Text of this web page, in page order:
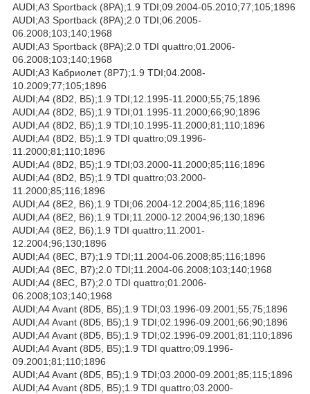
AUDI;A3 Sportback (8PA);1.9 TDI;09.2004-05.2010;77;105;1896
AUDI;A3 Sportback (8PA);2.0 TDI;06.2005-
06.2008;103;140;1968
AUDI;A3 Sportback (8PA);2.0 TDI quattro;01.2006-
06.2008;103;140;1968
AUDI;A3 Кабриолет (8P7);1.9 TDI;04.2008-
10.2009;77;105;1896
AUDI;A4 (8D2, B5);1.9 TDI;12.1995-11.2000;55;75;1896
AUDI;A4 (8D2, B5);1.9 TDI;01.1995-11.2000;66;90;1896
AUDI;A4 (8D2, B5);1.9 TDI;10.1995-11.2000;81;110;1896
AUDI;A4 (8D2, B5);1.9 TDI quattro;09.1996-
11.2000;81;110;1896
AUDI;A4 (8D2, B5);1.9 TDI;03.2000-11.2000;85;116;1896
AUDI;A4 (8D2, B5);1.9 TDI quattro;03.2000-
11.2000;85;116;1896
AUDI;A4 (8E2, B6);1.9 TDI;06.2004-12.2004;85;116;1896
AUDI;A4 (8E2, B6);1.9 TDI;11.2000-12.2004;96;130;1896
AUDI;A4 (8E2, B6);1.9 TDI quattro;11.2001-
12.2004;96;130;1896
AUDI;A4 (8EC, B7);1.9 TDI;11.2004-06.2008;85;116;1896
AUDI;A4 (8EC, B7);2.0 TDI;11.2004-06.2008;103;140;1968
AUDI;A4 (8EC, B7);2.0 TDI quattro;01.2006-
06.2008;103;140;1968
AUDI;A4 Avant (8D5, B5);1.9 TDI;03.1996-09.2001;55;75;1896
AUDI;A4 Avant (8D5, B5);1.9 TDI;02.1996-09.2001;66;90;1896
AUDI;A4 Avant (8D5, B5);1.9 TDI;02.1996-09.2001;81;110;1896
AUDI;A4 Avant (8D5, B5);1.9 TDI quattro;09.1996-
09.2001;81;110;1896
AUDI;A4 Avant (8D5, B5);1.9 TDI;03.2000-09.2001;85;115;1896
AUDI;A4 Avant (8D5, B5);1.9 TDI quattro;03.2000-